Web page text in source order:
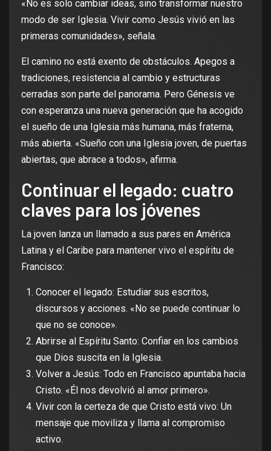
«No es solo cambiar ideas, sino transformar nuestro
modo de ser Iglesia. Vivir como Jesús vivió en las
primeras comunidades», señala.
El camino no está exento de obstáculos. Apegos a
tradiciones, resistencia al cambio y estructuras
cerradas son parte del panorama. Pero Génesis ve
con esperanza una nueva generación que ha acogido
el sueño de una Iglesia más humana, más fraterna,
más abierta. «Sueño con una Iglesia joven, de puertas
abiertas, que abrace a todos», afirma.
Continuar el legado: cuatro
claves para los jóvenes
La joven lanza un llamado a sus pares en América
Latina y el Caribe para mantener vivo el espíritu de
Francisco:
Conocer el legado: Estudiar sus escritos,
discursos y acciones. «No se puede continuar lo
que no se conoce».
Abrirse al Espíritu Santo: Confiar en los cambios
que Dios suscita en la Iglesia.
Volver a Jesús: Todo en Francisco apuntaba hacia
Cristo. «Él nos devolvió al amor primero».
Vivir con la certeza de que Cristo está vivo: Un
mensaje que moviliza y llama al compromiso
activo.